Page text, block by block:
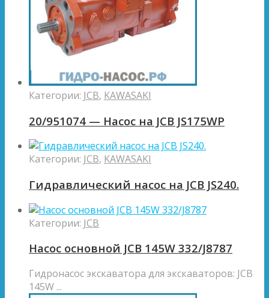
Категории: JCB, KAWASAKI
20/951074 — Насос на JCB JS175WP
Категории: JCB, KAWASAKI
Гидравлический насос на JCB JS240.
Категории: JCB
Насос основной JCB 145W 332/J8787
Гидронасос экскаватора для экскаваторов: JCB
145W ...